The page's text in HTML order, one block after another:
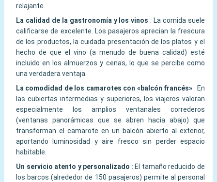
relajante.
La calidad de la gastronomía y los vinos : La comida suele
calificarse de excelente. Los pasajeros aprecian la frescura
de los productos, la cuidada presentación de los platos y el
hecho de que el vino (a menudo de buena calidad) esté
incluido en los almuerzos y cenas, lo que se percibe como
una verdadera ventaja.
La comodidad de los camarotes con «balcón francés» : En
las cubiertas intermedias y superiores, los viajeros valoran
especialmente los amplios ventanales correderos
(ventanas panorámicas que se abren hacia abajo) que
transforman el camarote en un balcón abierto al exterior,
aportando luminosidad y aire fresco sin perder espacio
habitable.
Un servicio atento y personalizado : El tamaño reducido de
los barcos (alrededor de 150 pasajeros) permite al personal